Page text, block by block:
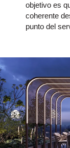
objetivo es
coherente
punto del